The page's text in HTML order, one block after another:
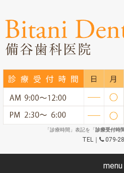
「診療時間」表記を「診療受付時
TEL｜ 079-
menu